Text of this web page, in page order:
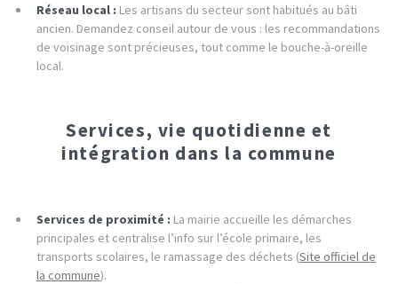
Réseau local : Les artisans du secteur sont habitués au bâti
ancien. Demandez conseil autour de vous : les recommandations
de voisinage sont précieuses, tout comme le bouche-à-oreille
local.
Services, vie quotidienne et
intégration dans la commune
Services de proximité : La mairie accueille les démarches
principales et centralise l’info sur l’école primaire, les
transports scolaires, le ramassage des déchets (Site officiel de
la commune).